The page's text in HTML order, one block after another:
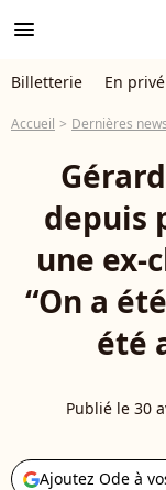
menu
Billetterie En
Accueil Dernières
depuis
une ex-
“On a
été
Publié le 30
Ajoutez Ode à